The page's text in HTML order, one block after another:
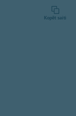
Kopēt saiti